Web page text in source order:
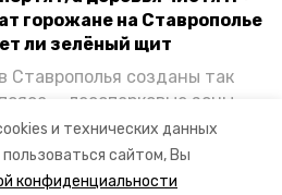
и технических данных
сайтом, Вы
конфиденциальности
горожане на Ставрополье
ли зелёный щит
Ставрополья созданы так
— лесопарковые зоны,
воздействие выхлопных
ли они с
автотранспорта и
водитель
из-за
три
СК